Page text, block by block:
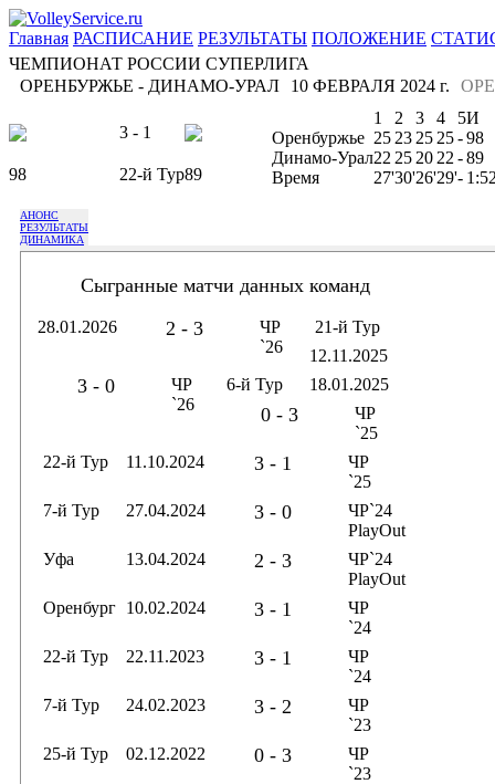
Главная РАСПИСАНИЕ РЕЗУЛЬТАТЫ ПОЛОЖЕНИЕ
ЧЕМПИОНАТ РОССИИ СУПЕРЛИГА
ОРЕНБУРЖЬЕ - ДИНАМО-УРАЛ
10 ФЕВРАЛЯ 2024 г.
3 - 1
98 22-й Тур89
1 2 3 4 5И
Оренбуржье 25 23 25 25-98
Динамо-Урал22 25 20 22 -89
Время
27'30'26'29'-
АНОНС
РЕЗУЛЬТАТЫ
ДИНАМИКА
Сыгранные матчи данных команд
28.01.2026 2 - 3
ЧР
`26
21-й Тур
12.11.2025
3 - 0
ЧР
`26
6-й Тур 18.01.2025
0 - 3
ЧР
`25
22-й Тур
11.10.2024 3 - 1
ЧР
`25
7-й Тур
27.04.2024 3 - 0
ЧР`24
PlayOut
Уфа
13.04.2024 2 - 3
ЧР`24
PlayOut
Оренбург 10.02.2024 3 - 1
ЧР
`24
22-й Тур
22.11.2023 3 - 1
ЧР
`24
7-й Тур
24.02.2023 3 - 2
ЧР
`23
25-й Тур
02.12.2022 0 - 3
ЧР
`23